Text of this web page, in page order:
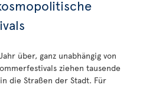
über, ganz unabhängig von
ziehen tausende
die Straßen der Stadt. Für